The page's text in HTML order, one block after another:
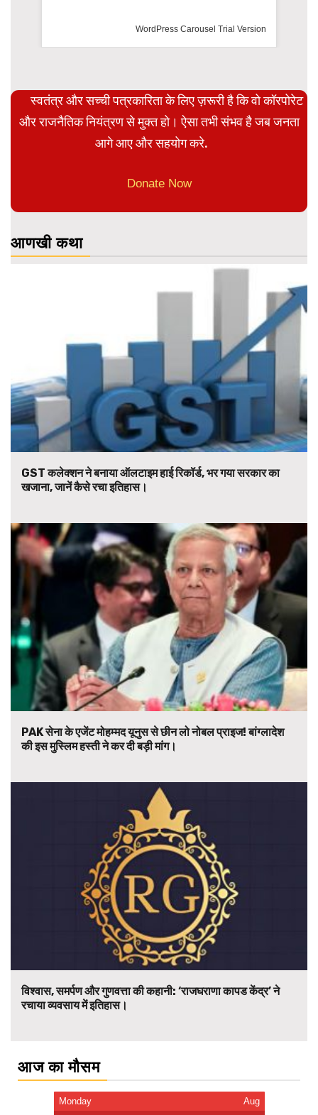
WordPress Carousel Trial Version
स्वतंत्र और सच्ची पत्रकारिता के लिए ज़रूरी है कि वो कॉरपोरेट
और राजनैतिक नियंत्रण से मुक्त हो। ऐसा तभी संभव है जब जनता
आगे आए और सहयोग करे.
Donate Now
आणखी कथा
GST कलेक्शन ने बनाया ऑलटाइम हाई रिकॉर्ड, भर गया सरकार का
खजाना, जानें कैसे रचा इतिहास।
PAK सेना के एजेंट मोहम्मद यूनुस से छीन लो नोबल प्राइज! बांग्लादेश
की इस मुस्लिम हस्ती ने कर दी बड़ी मांग।
विश्वास, समर्पण और गुणवत्ता की कहानी: ‘राजघराणा कापड केंद्र’ ने
रचाया व्यवसाय में इतिहास।
आज का मौसम
Monday Aug